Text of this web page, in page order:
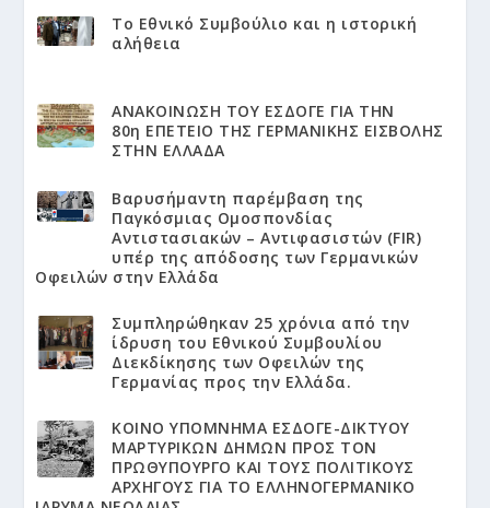
Το Εθνικό Συμβούλιο και η ιστορική
αλήθεια
ΑΝΑΚΟΙΝΩΣΗ ΤΟΥ ΕΣΔΟΓΕ ΓΙΑ ΤΗΝ
80η ΕΠΕΤΕΙΟ ΤΗΣ ΓΕΡΜΑΝΙΚΗΣ ΕΙΣΒΟΛΗΣ
ΣΤΗΝ ΕΛΛΑΔΑ
Βαρυσήμαντη παρέμβαση της
Παγκόσμιας Ομοσπονδίας
Αντιστασιακών – Αντιφασιστών (FIR)
υπέρ της απόδοσης των Γερμανικών
Οφειλών στην Ελλάδα
Συμπληρώθηκαν 25 χρόνια από την
ίδρυση του Εθνικού Συμβουλίου
Διεκδίκησης των Οφειλών της
Γερμανίας προς την Ελλάδα.
KΟΙΝΟ ΥΠΟΜΝΗΜΑ ΕΣΔΟΓΕ-ΔΙΚΤΥΟΥ
ΜΑΡΤΥΡΙΚΩΝ ΔΗΜΩΝ ΠΡΟΣ ΤΟΝ
ΠΡΩΘΥΠΟΥΡΓΟ ΚΑΙ ΤΟΥΣ ΠΟΛΙΤΙΚΟΥΣ
ΑΡΧΗΓΟΥΣ ΓΙΑ ΤΟ ΕΛΛΗΝΟΓΕΡΜΑΝΙΚΟ